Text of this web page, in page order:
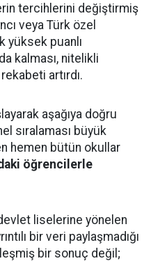
tercihlerini değiştirmiş
veya Türk özel
yüksek puanlı
kalması, nitelikli
artırdı.
aşağıya doğru
sıralaması büyük
hemen bütün okullar
öğrencilerle
liselerine yönelen
bir veri paylaşmadığı
bir sonuç değil;